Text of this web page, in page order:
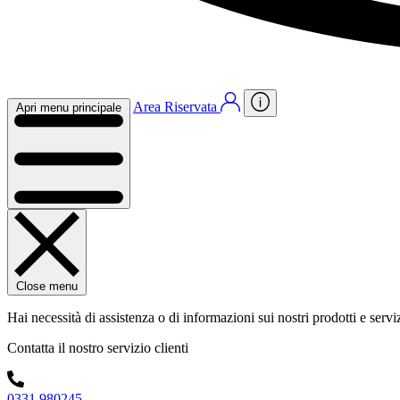
Apri menu principale Area Riservata
Close menu
Hai necessità di assistenza o di informazioni sui nostri prodotti e
Contatta il nostro servizio clienti